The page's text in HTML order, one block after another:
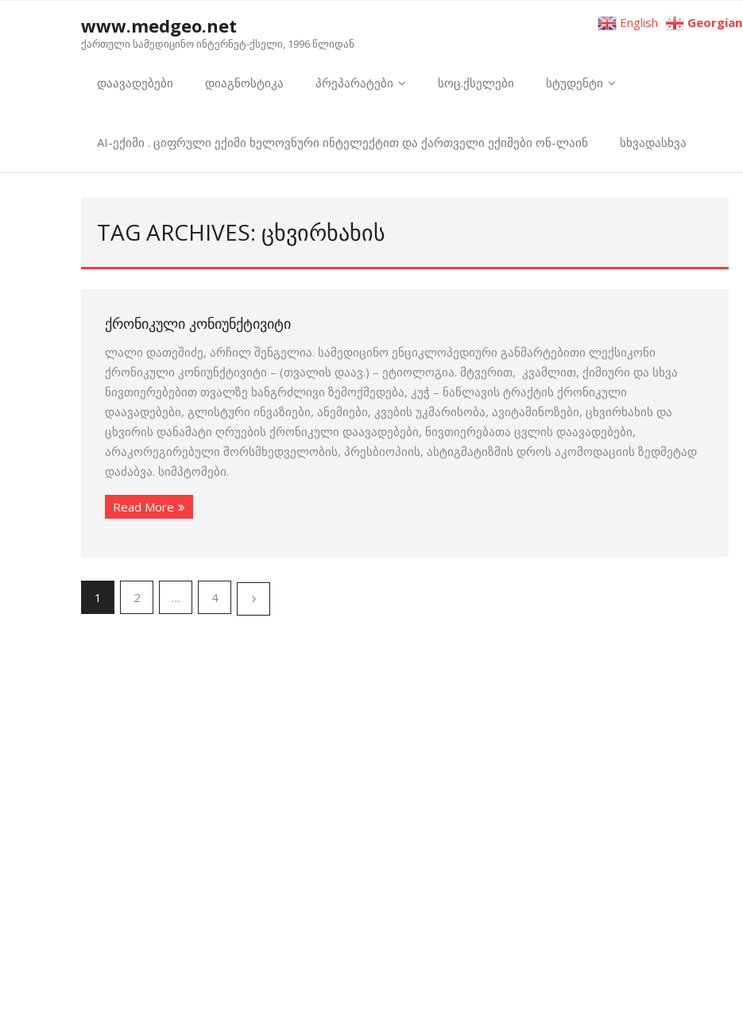
www.medgeo.net
ქართული სამედიცინო ინტერნეტ-ქსელი, 1996 წლიდან
დაავადებები დიაგნოსტიკა პრეპარატები სოც.ქსელები სტუდენტი
AI-ექიმი . ციფრული ექიმი ხელოვნური ინტელექტით და ქართველი ექიმები ონ-ლაინ სხვადასხვა
TAG ARCHIVES: ᲪᲮᲕᲘᲠᲮᲐᲮᲘᲡ
ᲥᲠᲝᲜᲘᲙᲣᲚᲘ ᲙᲝᲜᲘᲣᲜᲥᲢᲘᲕᲘᲢᲘ
ლალი დათეშიძე, არჩილ შენგელია. სამედიცინო ენციკლოპედიური განმარტებითი ლექსიკონი
ქრონიკული კონიუნქტივიტი – (თვალის დაავ.) – ეტიოლოგია. მტვერით, კვამლით, ქიმიური და სხვა
ნივთიერებებით თვალზე ხანგრძლივი ზემოქმედება, კუჭ – ნაწლავის ტრაქტის ქრონიკული
დაავადებები, გლისტური ინვაზიები, ანემიები, კვების უკმარისობა, ავიტამინოზები, ცხვირხახის და
ცხვირის დანამატი ღრუების ქრონიკული დაავადებები, ნივთიერებათა ცვლის დაავადებები,
არაკორეგირებული შორსმხედველობის, პრესბიოპიის, ასტიგმატიზმის დროს აკომოდაციის ზედმეტად
დაძაბვა. სიმპტომები.
Read More
1 2 … 4
English Georgian